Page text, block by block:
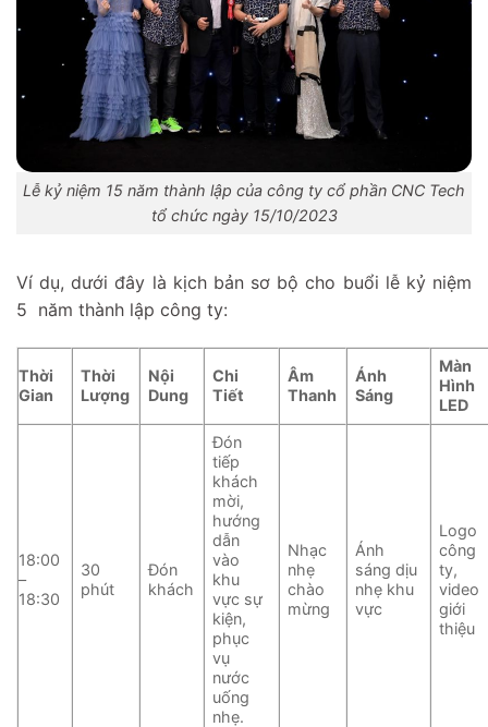
Lễ kỷ niệm 15 năm thành lập của công ty cổ phần CNC Tech
tổ chức ngày 15/10/2023
Ví dụ, dưới đây là kịch bản sơ bộ cho buổi lễ kỷ niệm
5 năm thành lập công ty:
Thời
Gian
Thời
Lượng
Nội
Dung
Chi
Tiết
Âm
Thanh
Ánh
Sáng
Màn
Hình
LED
18:00
–
18:30
30
phút
Đón
khách
Đón
tiếp
khách
mời,
hướng
dẫn
vào
khu
vực sự
kiện,
phục
vụ
nước
uống
nhẹ.
Nhạc
nhẹ
chào
mừng
Ánh
sáng dịu
nhẹ khu
vực
Logo
công
ty,
video
giới
thiệu